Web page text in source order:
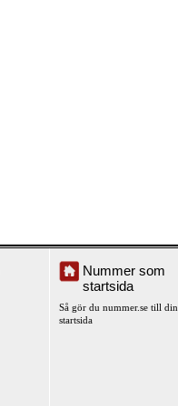
Nummer som
startsida
Så gör du nummer.se till din
startsida